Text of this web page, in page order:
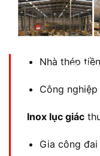
Kết cấu chịu
Khung máy
Nhà thép
Công nghiệp
Inox lục giác
Gia công đai
No